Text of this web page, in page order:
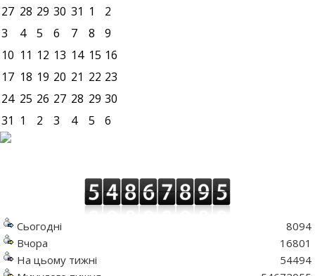
27 28 29 30 31 1
2
3
4 5 6 7 8
9
10 11 12 13 14 15 16
17 18 19 20 21 22 23
24 25 26 27 28 29 30
31 1 2 3 4 5 6
Сьогодні
Вчора
На цьому тижні
8094
16801
54494